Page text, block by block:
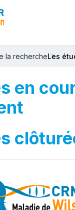
la rechercheLes
en